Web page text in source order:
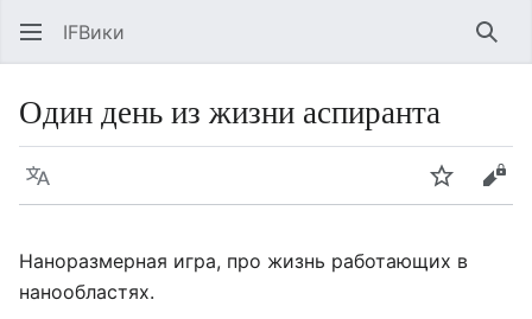
IFВики
Один день из жизни аспиранта
Язык Следить
Наноразмерная игра, про жизнь работающих в
нанообластях.